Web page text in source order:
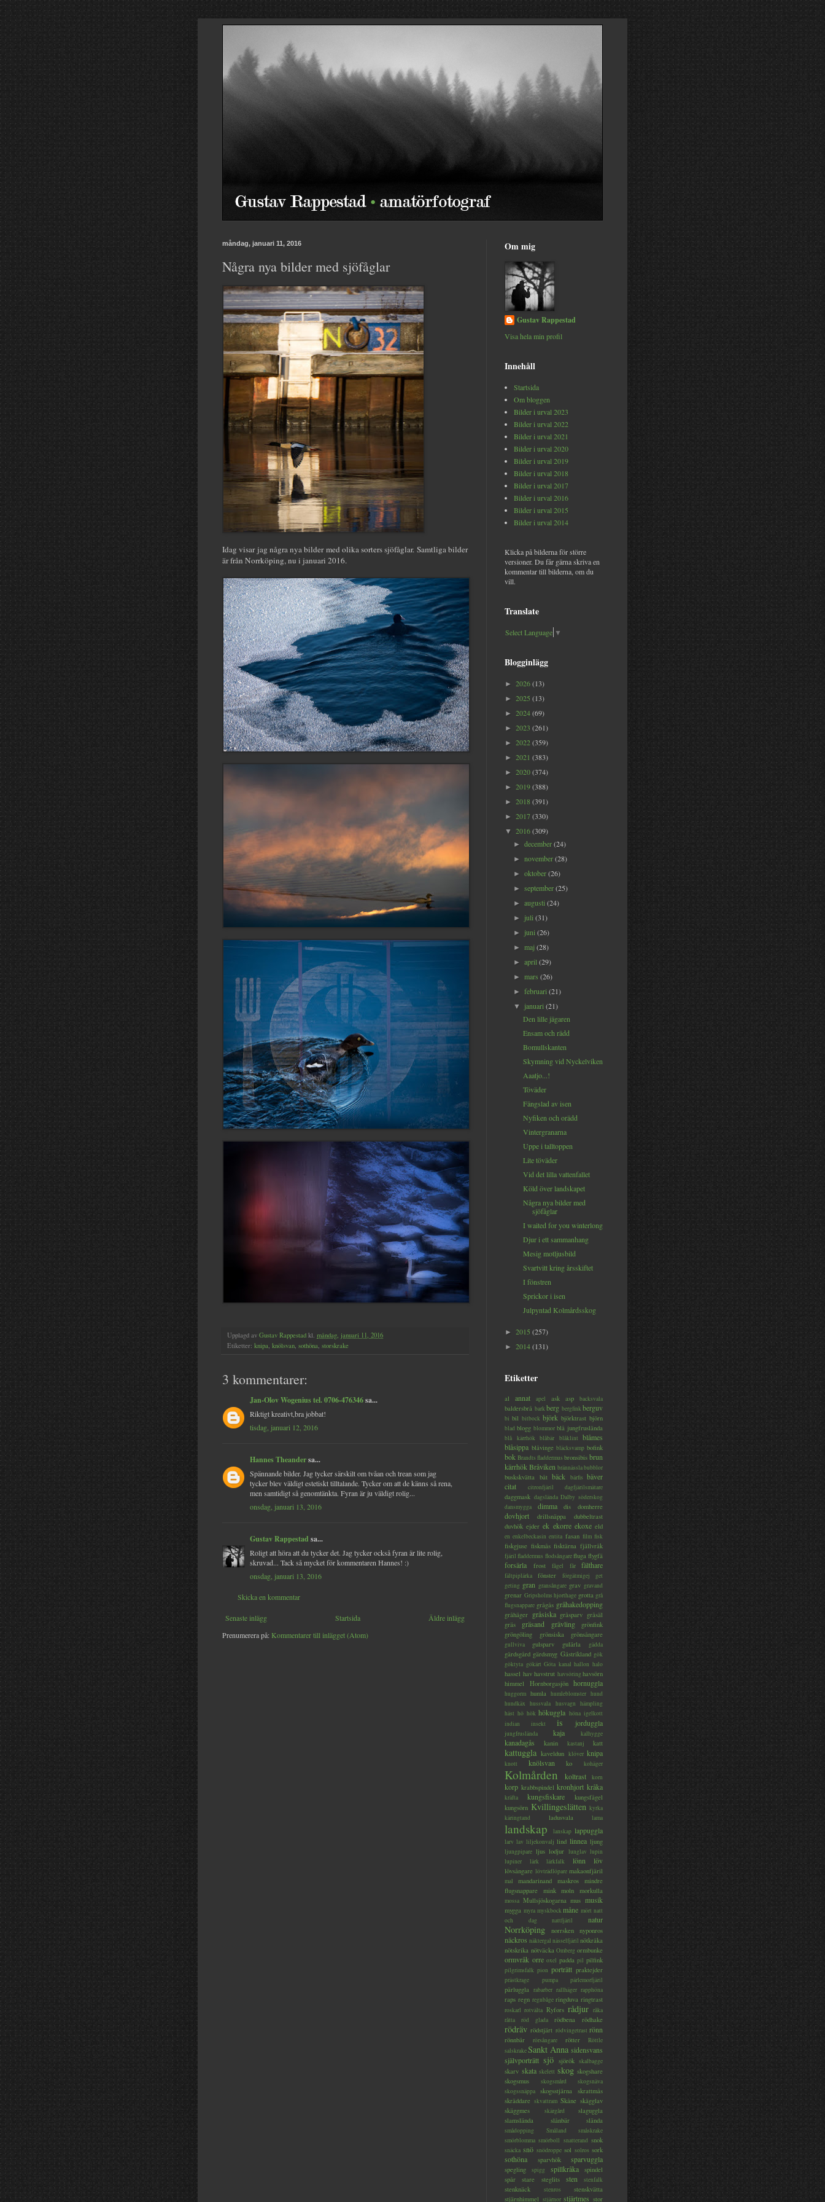
måndag, januari 11, 2016
Några nya bilder med sjöfåglar
Idag visar jag några nya bilder med olika sorters sjöfåglar. Samtliga bilder
är från Norrköping, nu i januari 2016.
Upplagd av Gustav Rappestad kl. måndag, januari 11, 2016
Etiketter: knipa knölsvan sothöna storskrake
3 kommentarer:
Jan-Olov Wogenius tel. 0706-476346sa...
Riktigt kreativt,bra jobbat!
tisdag, januari 12, 2016
Hannes Theandersa...
Spännande bilder. Jag tycker särskilt om tvåan och trean som jag
tycker blev väldigt estetiskt tilltalande. Tycker om att de känns så rena,
men samtidigt så genomtänkta. Fyran är ju väldigt rolig...
onsdag, januari 13, 2016
Gustav Rappestad sa...
Roligt att höra att du tycker det. Jag tycker också fyran är lite rolig,
skruvad... Tack så mycket för kommentaren Hannes! :)
onsdag, januari 13, 2016
Skicka en kommentar
Senaste inlägg Äldre inlägg
Startsida
Prenumerera på: Kommentarer till inlägget (Atom)
Om mig
Gustav Rappestad
Visa hela min profil
Innehåll
Startsida
Om bloggen
Bilder i urval 2023
Bilder i urval 2022
Bilder i urval 2021
Bilder i urval 2020
Bilder i urval 2019
Bilder i urval 2018
Bilder i urval 2017
Bilder i urval 2016
Bilder i urval 2015
Bilder i urval 2014
Klicka på bilderna för större
versioner. Du får gärna skriva en
kommentar till bilderna, om du
vill.
Translate
Select Language ▼
Blogginlägg
► 2026(13)
► 2025 (13)
► 2024(69)
► 2023 (261)
► 2022(359)
► 2021 (383)
► 2020(374)
► 2019(388)
► 2018 (391)
► 2017(330)
▼ 2016(309)
►december(24)
►november(28)
►oktober(26)
►september(25)
►augusti(24)
► juli(31)
► juni(26)
►maj(28)
►april(29)
►mars(26)
►februari(21)
▼ januari(21)
Den lille jägaren
Ensam och rädd
Bomullskanten
Skymning vid Nyckelviken
Aaatjo...!
Töväder
Fängslad av isen
Nyfiken och orädd
Vintergranarna
Uppe i talltoppen
Lite töväder
Vid det lilla vattenfallet
Köld över landskapet
Några nya bilder med
sjöfåglar
I waited for you winterlong
Djur i ett sammanhang
Mesig motljusbild
Svartvitt kring årsskiftet
I fönstren
Sprickor i isen
Julpyntad Kolmårdsskog
► 2015 (257)
► 2014(131)
Etiketter
al annat apel ask asp backsvala
baldersbrå barkberg bergfinkberguv
bi bil bitbock björk björktrast björn
blad blogg blommor blå jungfruslända
blå kärrhök blåbär blåklint
blåmes
blåsippa blåvinge bläcksvamp bofink
bok Brandts fladdermus bronsibis brun
kärrhökBråviken brännässlabubblor
buskskvätta båt bäck bärfis bäver
citat
citronfjäril dagfjärilsmätare
daggmask dagslända Dalby söderskog
dansmygga
dimma dis domherre
dovhjort drillsnäppa
dubbeltrast
duvhök ejder ek ekorre ekoxe eld
en enkelbeckasin entita fasan film fisk
fiskgjuse fiskmås fisktärna fjällvråk
fjäril fladdermus flodsångarefluga flygfä
forsärla frost fågel får fälthare
fältpiplärka fönster förgätmigej
get
geting gran gransångare grav gravand
grenar Gripsholms hjorthage grotta grå
flugsnappare grågås gråhakedopping
gråhäger gråsiska gråsparv gråsäl
gräs
gräsand grävling
grönfink
gröngöling
grönsiska grönsångare
gullviva gulsparv gulärla gädda
gärdsgård gärdsmyg Gästrikland gök
göktyta gökärt Göta kanal hallon halo
hassel hav havstrut havsöring havsörn
himmel
Hornborgasjön hornuggla
huggorm humla humleblomster hund
hundkäx
hussvala husvagn
hämpling
häst hö hök hökuggla höna igelkott
indian
insekt is jorduggla
jungfruslända kaja kalhygge
kanadagås kanin kastanj katt
kattuggla kaveldun klöver knipa
knott knölsvan ko kohäger
Kolmården koltrast korn
korp krabbspindel kronhjort kråka
kräfta kungsfiskare
kungsfågel
kungsörn Kvillingeslätten kyrka
käringtand
ladusvala lama
landskap lanskap lappuggla
larv lav liljekonvalj lind linnea ljung
ljungpipare ljus lodjur lunglav lupin
lupiner
lärk lärkfalk lönn löv
lövsångare lövträdlöpare makaonfjäril
mal mandarinand maskros
mindre
flugsnappare
mink moln morkulla
mossa Mullsjöskogarna mus musik
mygga myra myskbock måne mört natt
och dag
nattfjäril natur
Norrköping norrsken nyponros
näckros näktergal nässelfjäril nötkråka
nötskrika nötväcka Omberg ormbunke
ormvråk orre oxel padda pil pilfink
pilgrimsfalk pion porträtt praktejder
prästkrage pumpa pärlemorfjäril
pärluggla rabarber rallhäger rapphöna
raps regn regnbåge ringduva ringtrast
roskarl rotvälta Ryfors rådjur råka
råtta
röd glada rödbena rödhake
rödräv rödstjärt rödvingetrast rönn
rönnbär rörsångare rötter
Röttle
salskrakeSankt Anna sidensvans
självporträtt sjö sjörök skalbagge
skarv skata skelett skog skogshare
skogsmus
skogsmård
skogsnäva
skogssnäppa
skogsstjärna
skrattmås
skräddare skvattram Skåne skägglav
skäggmes
skärgård
slaguggla
slamslända
slånbär slända
smådopping Småland
småskrake
smörblomma smörboll snatterand snok
snäcka snö snödroppe sol solros sork
sothöna sparvhök sparvuggla
spegling spigg spillkråka
spindel
spår
stare steglits sten stenfalk
stenknäck stenros
stenskvätta
stjärnhimmel stjärnor stjärtmes stor